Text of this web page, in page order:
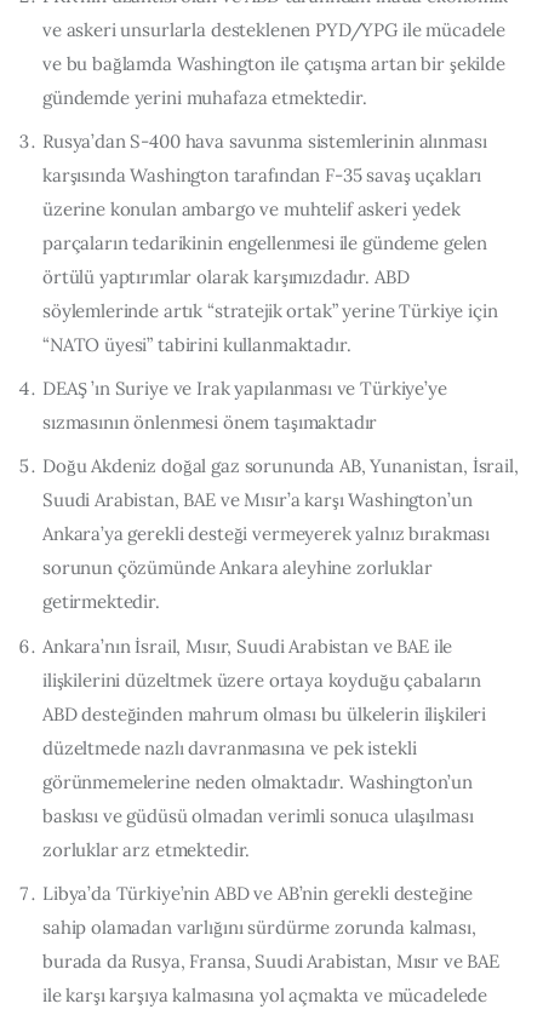
ve askeri unsurlarla desteklenen PYD/YPG ile mücadele
ve bu bağlamda Washington ile çatışma artan bir şekilde
gündemde yerini muhafaza etmektedir.
Rusya’dan S-400 hava savunma sistemlerinin alınması
karşısında Washington tarafından F-35 savaş uçakları
üzerine konulan ambargo ve muhtelif askeri yedek
parçaların tedarikinin engellenmesi ile gündeme gelen
örtülü yaptırımlar olarak karşımızdadır. ABD
söylemlerinde artık “stratejik ortak” yerine Türkiye için
“NATO üyesi” tabirini kullanmaktadır.
DEAŞ ’ın Suriye ve Irak yapılanması ve Türkiye’ye
sızmasının önlenmesi önem taşımaktadır
Doğu Akdeniz doğal gaz sorununda AB, Yunanistan, İsrail,
Suudi Arabistan, BAE ve Mısır’a karşı Washington’un
Ankara’ya gerekli desteği vermeyerek yalnız bırakması
sorunun çözümünde Ankara aleyhine zorluklar
getirmektedir.
Ankara’nın İsrail, Mısır, Suudi Arabistan ve BAE ile
ilişkilerini düzeltmek üzere ortaya koyduğu çabaların
ABD desteğinden mahrum olması bu ülkelerin ilişkileri
düzeltmede nazlı davranmasına ve pek istekli
görünmemelerine neden olmaktadır. Washington’un
baskısı ve güdüsü olmadan verimli sonuca ulaşılması
zorluklar arz etmektedir.
Libya’da Türkiye’nin ABD ve AB’nin gerekli desteğine
sahip olamadan varlığını sürdürme zorunda kalması,
burada da Rusya, Fransa, Suudi Arabistan, Mısır ve BAE
ile karşı karşıya kalmasına yol açmakta ve mücadelede